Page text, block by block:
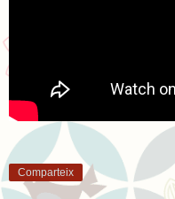
Comparteix